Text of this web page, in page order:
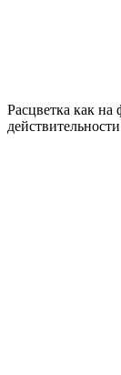
Расцветка как на